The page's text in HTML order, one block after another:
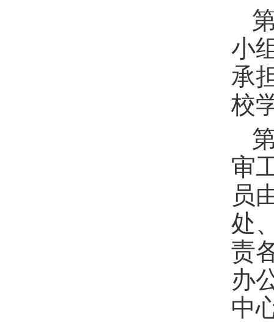
小
承
校
审
员
处
责
办
中